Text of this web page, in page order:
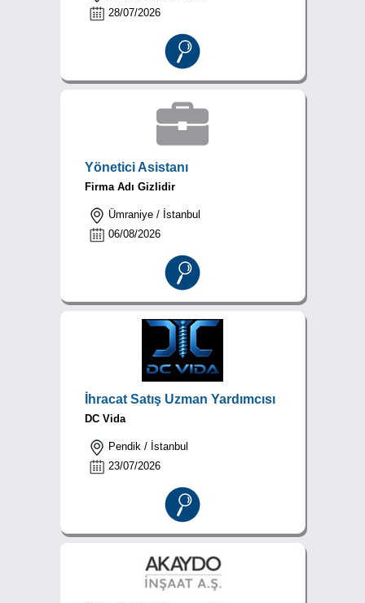
28/07/2026
Yönetici Asistanı
Firma Adı Gizlidir
Ümraniye / İstanbul
06/08/2026
İhracat Satış Uzman Yardımcısı
DC Vida
Pendik / İstanbul
23/07/2026